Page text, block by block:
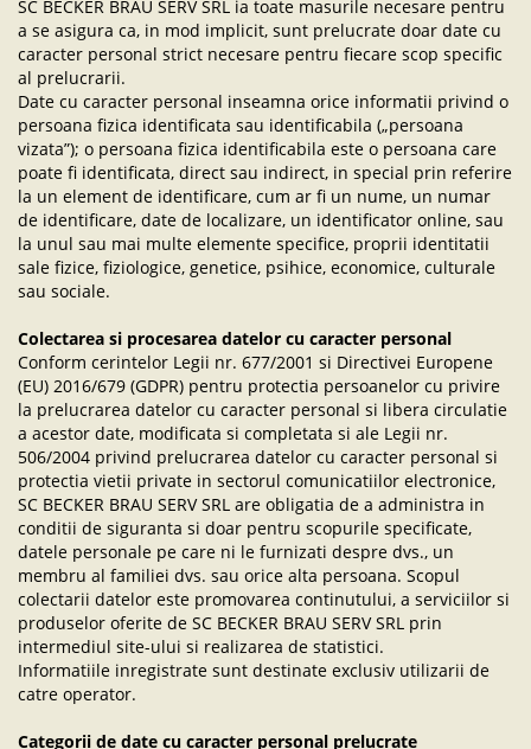
SC BECKER BRAU SERV SRL ia toate masurile necesare pentru
a se asigura ca, in mod implicit, sunt prelucrate doar date cu
caracter personal strict necesare pentru fiecare scop specific
al prelucrarii.
Date cu caracter personal inseamna orice informatii privind o
persoana fizica identificata sau identificabila („persoana
vizata”); o persoana fizica identificabila este o persoana care
poate fi identificata, direct sau indirect, in special prin referire
la un element de identificare, cum ar fi un nume, un numar
de identificare, date de localizare, un identificator online, sau
la unul sau mai multe elemente specifice, proprii identitatii
sale fizice, fiziologice, genetice, psihice, economice, culturale
sau sociale.
Colectarea si procesarea datelor cu caracter personal
Conform cerintelor Legii nr. 677/2001 si Directivei Europene
(EU) 2016/679 (GDPR) pentru protectia persoanelor cu privire
la prelucrarea datelor cu caracter personal si libera circulatie
a acestor date, modificata si completata si ale Legii nr.
506/2004 privind prelucrarea datelor cu caracter personal si
protectia vietii private in sectorul comunicatiilor electronice,
SC BECKER BRAU SERV SRL are obligatia de a administra in
conditii de siguranta si doar pentru scopurile specificate,
datele personale pe care ni le furnizati despre dvs., un
membru al familiei dvs. sau orice alta persoana. Scopul
colectarii datelor este promovarea continutului, a serviciilor si
produselor oferite de SC BECKER BRAU SERV SRL prin
intermediul site-ului si realizarea de statistici.
Informatiile inregistrate sunt destinate exclusiv utilizarii de
catre operator.
Categorii de date cu caracter personal prelucrate